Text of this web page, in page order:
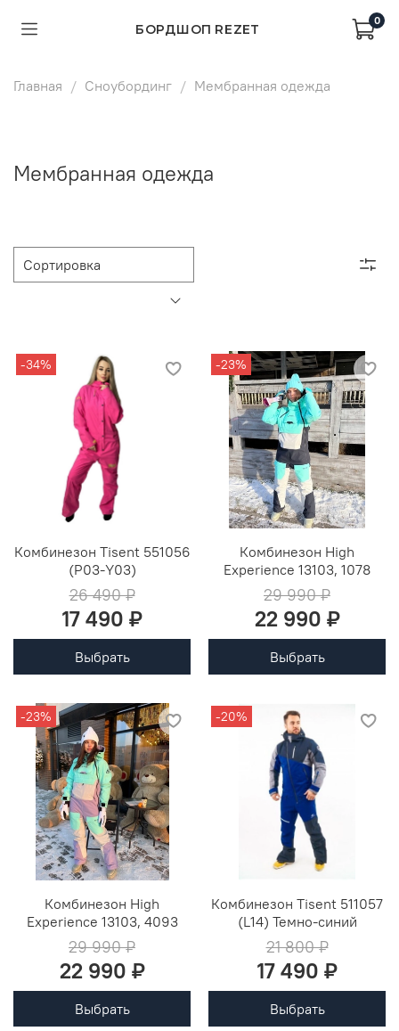
БОРДШОП REZET
0
Главная Сноубординг Мембранная одежда
Мембранная одежда
-34%
Комбинезон Tisent 551056
(Р03-Y03)
26 490 ₽
17 490 ₽
Выбрать
-23%
Комбинезон High
Experience 13103, 1078
29 990 ₽
22 990 ₽
Выбрать
-23%
Комбинезон High
Experience 13103, 4093
29 990 ₽
22 990 ₽
Выбрать
-20%
Комбинезон Tisent 511057
(L14) Темно-синий
21 800 ₽
17 490 ₽
Выбрать